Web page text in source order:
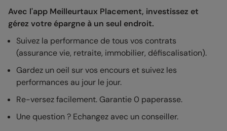
Avec l'app Meilleurtaux Placement, investissez et
gérez votre épargne à un seul endroit.
Suivez la performance de tous vos contrats
(assurance vie, retraite, immobilier, défiscalisation).
Gardez un oeil sur vos encours et suivez les
performances au jour le jour.
Re-versez facilement. Garantie 0 paperasse.
Une question ? Echangez avec un conseiller.